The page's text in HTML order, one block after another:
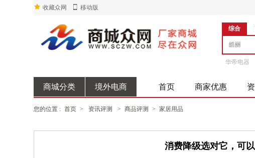
收藏众网 移动版
综合
华帝电器
商城分类 境外电商 首页 商家优惠
您的位置 : 首页 > 资讯评测 > 商品评测 > 家居用品
消费降级选对它，可